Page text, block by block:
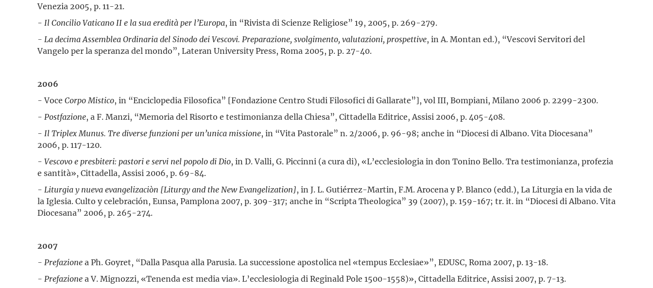
Venezia 2005, p. 11-21.
- Il Concilio Vaticano II e la sua eredità per l’Europa, in “Rivista di Scienze Religiose” 19, 2005, p. 269-279.
- La decima Assemblea Ordinaria del Sinodo dei Vescovi. Preparazione, svolgimento, valutazioni, prospettive, in A. Montan ed.), “Vescovi Servitori del
Vangelo per la speranza del mondo”, Lateran University Press, Roma 2005, p. p. 27-40.
2006
- Voce Corpo Mistico, in “Enciclopedia Filosofica” [Fondazione Centro Studi Filosofici di Gallarate”], vol III, Bompiani, Milano 2006 p. 2299-2300.
- Postfazione, a F. Manzi, “Memoria del Risorto e testimonianza della Chiesa”, Cittadella Editrice, Assisi 2006, p. 405-408.
- Il Triplex Munus. Tre diverse funzioni per un’unica missione, in “Vita Pastorale” n. 2/2006, p. 96-98; anche in “Diocesi di Albano. Vita Diocesana”
2006, p. 117-120.
- Vescovo e presbiteri: pastori e servi nel popolo di Dio, in D. Valli, G. Piccinni (a cura di), «L’ecclesiologia in don Tonino Bello. Tra testimonianza, profezia
e santità», Cittadella, Assisi 2006, p. 69-84.
- Liturgia y nueva evangelizaciòn [Liturgy and the New Evangelization], in J. L. Gutiérrez-Martin, F.M. Arocena y P. Blanco (edd.), La Liturgia en la vida de
la Iglesia. Culto y celebración, Eunsa, Pamplona 2007, p. 309-317; anche in “Scripta Theologica” 39 (2007), p. 159-167; tr. it. in “Diocesi di Albano. Vita
Diocesana” 2006, p. 265-274.
2007
- Prefazionea Ph. Goyret, “Dalla Pasqua alla Parusia. La successione apostolica nel «tempus Ecclesiae»”, EDUSC, Roma 2007, p. 13-18.
- Prefazionea V. Mignozzi, «Tenenda est media via». L’ecclesiologia di Reginald Pole 1500-1558)», Cittadella Editrice, Assisi 2007, p. 7-13.